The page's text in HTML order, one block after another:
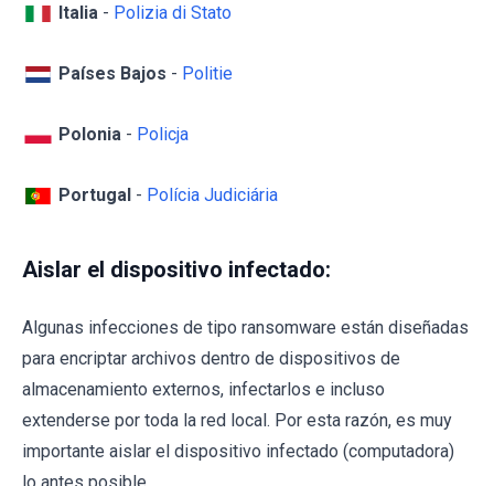
Italia - Polizia di Stato
Países Bajos - Politie
Polonia - Policja
Portugal - Polícia Judiciária
Aislar el dispositivo infectado:
Algunas infecciones de tipo ransomware están diseñadas
para encriptar archivos dentro de dispositivos de
almacenamiento externos, infectarlos e incluso
extenderse por toda la red local. Por esta razón, es muy
importante aislar el dispositivo infectado (computadora)